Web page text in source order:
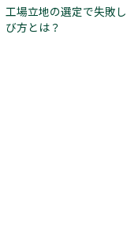
工場立地の選定で失敗
び方とは？